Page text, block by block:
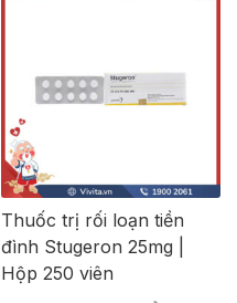
Thuốc trị rối loạn tiền
đình Stugeron 25mg |
Hộp 250 viên